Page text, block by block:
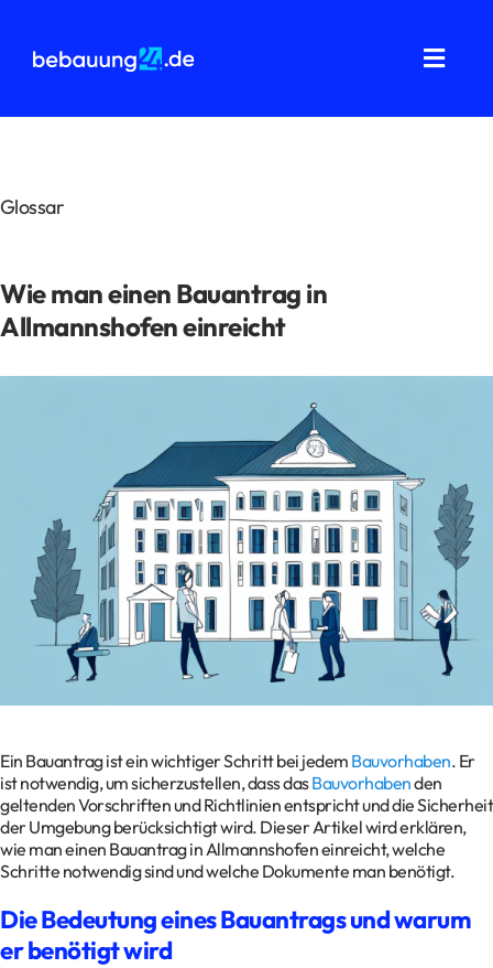
springen
Bauantrag
Kontakt
Datenschutz
Impressum
Glossar
Glossar
Wie man einen Bauantrag in
Allmannshofen einreicht
Ein Bauantrag ist ein wichtiger Schritt bei jedem Bauvorhaben. Er
ist notwendig, um sicherzustellen, dass dasBauvorhabenden
geltenden Vorschriften und Richtlinien entspricht und die Sicherheit
der Umgebung berücksichtigt wird. Dieser Artikel wird erklären,
wie man einen Bauantrag in Allmannshofen einreicht, welche
Schritte notwendig sind und welche Dokumente man benötigt.
Die Bedeutung eines Bauantrags und warum
er benötigt wird